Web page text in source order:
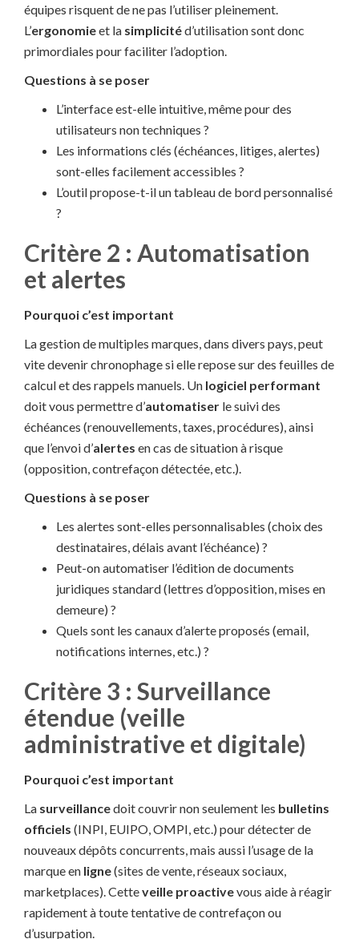
équipes risquent de ne pas l’utiliser pleinement.
L’ergonomieet la simplicitéd’utilisation sont donc
primordiales pour faciliter l’adoption.
Questions à se poser
L’interface est-elle intuitive, même pour des
utilisateurs non techniques ?
Les informations clés (échéances, litiges, alertes)
sont-elles facilement accessibles ?
L’outil propose-t-il un tableau de bord personnalisé
?
Critère 2 : Automatisation
et alertes
Pourquoi c’est important
La gestion de multiples marques, dans divers pays, peut
vite devenir chronophage si elle repose sur des feuilles de
calcul et des rappels manuels. Un logiciel performant
doit vous permettre d’automatiser le suivi des
échéances (renouvellements, taxes, procédures), ainsi
que l’envoi d’alertes en cas de situation à risque
(opposition, contrefaçon détectée, etc.).
Questions à se poser
Les alertes sont-elles personnalisables (choix des
destinataires, délais avant l’échéance) ?
Peut-on automatiser l’édition de documents
juridiques standard (lettres d’opposition, mises en
demeure) ?
Quels sont les canaux d’alerte proposés (email,
notifications internes, etc.) ?
Critère 3 : Surveillance
étendue (veille
administrative et digitale)
Pourquoi c’est important
La surveillancedoit couvrir non seulement les bulletins
officiels (INPI, EUIPO, OMPI, etc.) pour détecter de
nouveaux dépôts concurrents, mais aussi l’usage de la
marque en ligne(sites de vente, réseaux sociaux,
marketplaces). Cetteveille proactivevous aide à réagir
rapidement à toute tentative de contrefaçon ou
d’usurpation.